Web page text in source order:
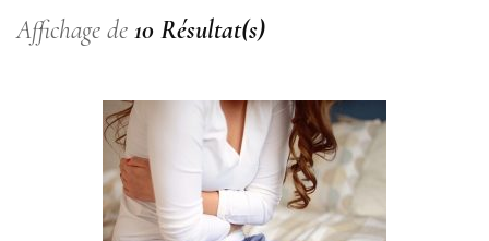
Affichage de 10 Résultat(s)